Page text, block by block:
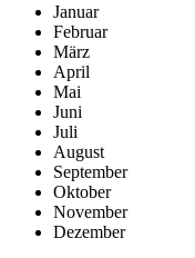
Januar
Februar
März
April
Mai
Juni
Juli
August
September
Oktober
November
Dezember